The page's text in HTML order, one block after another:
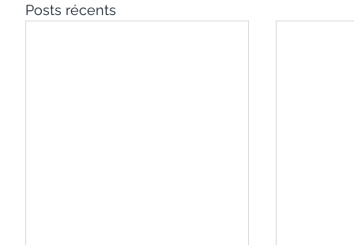
Posts récents